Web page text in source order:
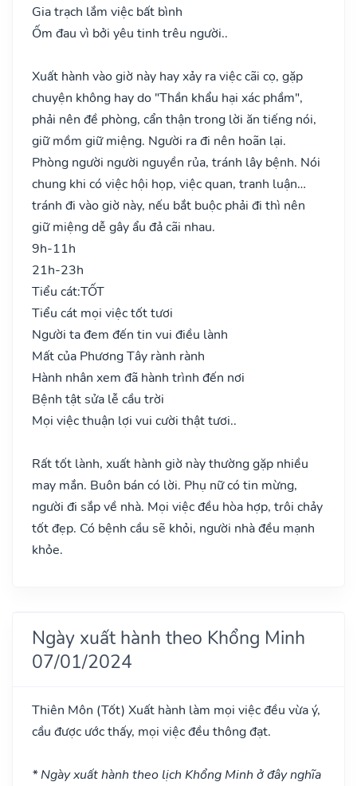
Gia trạch lắm việc bất bình
Ốm đau vì bởi yêu tinh trêu người..
Xuất hành vào giờ này hay xảy ra việc cãi cọ, gặp
chuyện không hay do "Thần khẩu hại xác phầm",
phải nên đề phòng, cẩn thận trong lời ăn tiếng nói,
giữ mồm giữ miệng. Người ra đi nên hoãn lại.
Phòng người người nguyền rủa, tránh lây bệnh. Nói
chung khi có việc hội họp, việc quan, tranh luận…
tránh đi vào giờ này, nếu bắt buộc phải đi thì nên
giữ miệng dễ gây ẩu đả cãi nhau.
9h-11h
21h-23h
Tiểu cát:TỐT
Tiểu cát mọi việc tốt tươi
Người ta đem đến tin vui điều lành
Mất của Phương Tây rành rành
Hành nhân xem đã hành trình đến nơi
Bệnh tật sửa lễ cầu trời
Mọi việc thuận lợi vui cười thật tươi..
Rất tốt lành, xuất hành giờ này thường gặp nhiều
may mắn. Buôn bán có lời. Phụ nữ có tin mừng,
người đi sắp về nhà. Mọi việc đều hòa hợp, trôi chảy
tốt đẹp. Có bệnh cầu sẽ khỏi, người nhà đều mạnh
khỏe.
Ngày xuất hành theo Khổng Minh
07/01/2024
Thiên Môn (Tốt) Xuất hành làm mọi việc đều vừa ý,
cầu được ước thấy, mọi việc đều thông đạt.
* Ngày xuất hành theo lịch Khổng Minh ở đây nghĩa